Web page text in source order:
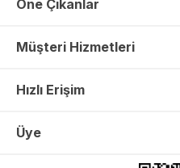
Öne Çıkanlar
Müşteri Hizmetleri
Hızlı Erişim
Üye